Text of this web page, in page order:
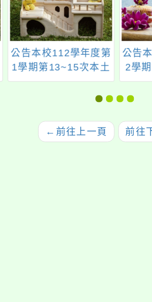
公告本校112學年度第
1學期第13~15次本土
語教學支援工作人員
甄選簡章（1次公告分
公告
2學
← 前往上一頁 前往